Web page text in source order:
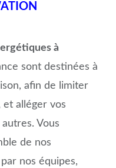
à
sont destinées à
afin de limiter
et alléger vos
Vous
de nos
nos équipes,